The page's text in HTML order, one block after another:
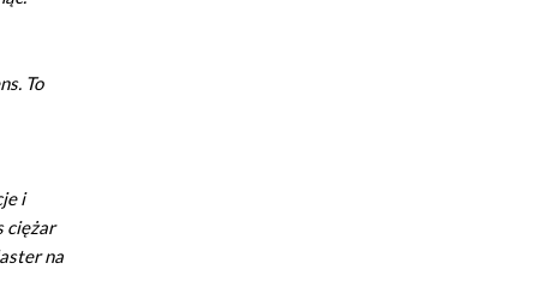
To
i
ciężar
na